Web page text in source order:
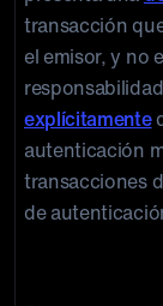
transacción
el emisor, y no
explícitamente
autenticación
transacciones
de